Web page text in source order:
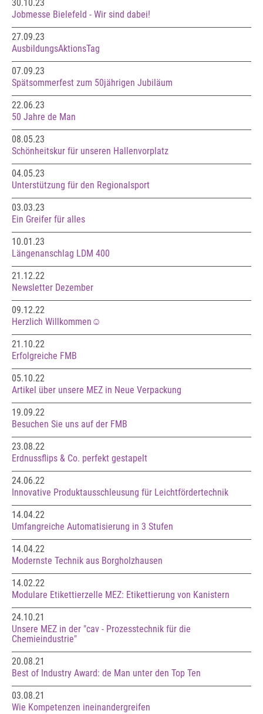
30.10.23
Jobmesse Bielefeld - Wir sind dabei!
27.09.23
AusbildungsAktionsTag
07.09.23
Spätsommerfest zum 50jährigen Jubiläum
22.06.23
50 Jahre de Man
08.05.23
Schönheitskur für unseren Hallenvorplatz
04.05.23
Unterstützung für den Regionalsport
03.03.23
Ein Greifer für alles
10.01.23
Längenanschlag LDM 400
21.12.22
Newsletter Dezember
09.12.22
Herzlich Willkommen☺️
21.10.22
Erfolgreiche FMB
05.10.22
Artikel über unsere MEZ in Neue Verpackung
19.09.22
Besuchen Sie uns auf der FMB
23.08.22
Erdnussflips & Co. perfekt gestapelt
24.06.22
Innovative Produktausschleusung für Leichtfördertechnik
14.04.22
Umfangreiche Automatisierung in 3 Stufen
14.04.22
Modernste Technik aus Borgholzhausen
14.02.22
Modulare Etikettierzelle MEZ: Etikettierung von Kanistern
24.10.21
Unsere MEZ in der "cav - Prozesstechnik für die
Chemieindustrie"
20.08.21
Best of Industry Award: de Man unter den Top Ten
03.08.21
Wie Kompetenzen ineinandergreifen